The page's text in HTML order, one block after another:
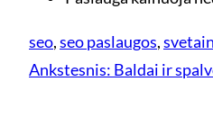
seo, seo paslaugos,
Ankstesnis: Baldai ir